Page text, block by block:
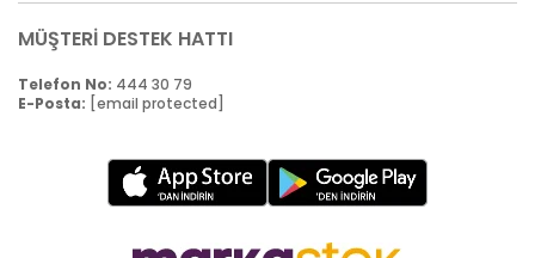
MÜŞTERİ DESTEK HATTI
Telefon No: 444 30 79
E-Posta: [email protected]